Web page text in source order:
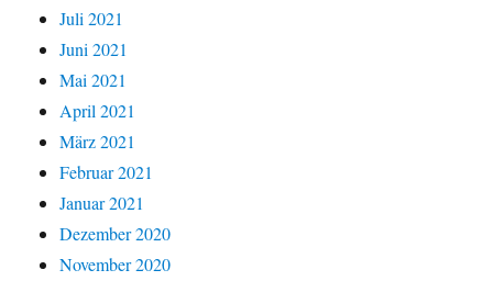
Juli 2021
Juni 2021
Mai 2021
April 2021
März 2021
Februar 2021
Januar 2021
Dezember 2020
November 2020